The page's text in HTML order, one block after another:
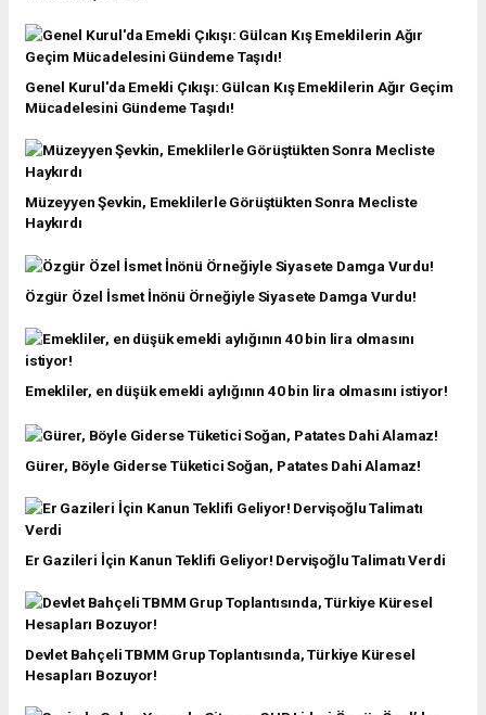
Genel Kurul'da Emekli Çıkışı: Gülcan Kış Emeklilerin Ağır Geçim
Mücadelesini Gündeme Taşıdı!
Müzeyyen Şevkin, Emeklilerle Görüştükten Sonra Mecliste
Haykırdı
Özgür Özel İsmet İnönü Örneğiyle Siyasete Damga Vurdu!
Emekliler, en düşük emekli aylığının 40 bin lira olmasını istiyor!
Gürer, Böyle Giderse Tüketici Soğan, Patates Dahi Alamaz!
Er Gazileri İçin Kanun Teklifi Geliyor! Dervişoğlu Talimatı Verdi
Devlet Bahçeli TBMM Grup Toplantısında, Türkiye Küresel
Hesapları Bozuyor!